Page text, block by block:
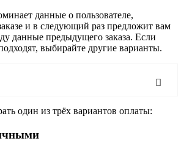
данные о пользователе,
и в следующий раз предложит вам
данные предыдущего заказа. Если
выбирайте другие варианты.
один из трёх вариантов оплаты: